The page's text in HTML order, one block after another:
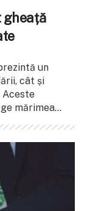
gheață
un
cât și
Aceste
mărimea...